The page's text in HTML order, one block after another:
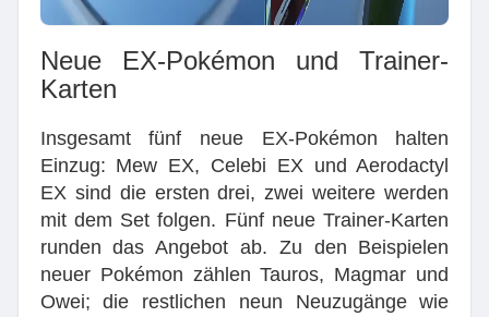
Neue EX-Pokémon und Trainer-
Karten
Insgesamt fünf neue EX-Pokémon halten
Einzug: Mew EX, Celebi EX und Aerodactyl
EX sind die ersten drei, zwei weitere werden
mit dem Set folgen. Fünf neue Trainer-Karten
runden das Angebot ab. Zu den Beispielen
neuer Pokémon zählen Tauros, Magmar und
Owei; die restlichen neun Neuzugänge wie